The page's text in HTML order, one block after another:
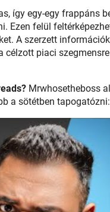
így egy-egy frappáns
Ezen felül
A szerzett
piaci
Mrwhosetheboss
a sötétben tapogatózni: